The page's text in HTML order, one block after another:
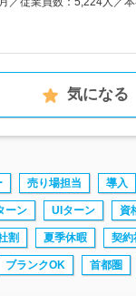
気になる
売り場担当 導入
ーン UIターン 資
割 夏季休暇 契約
ブランクOK 首都圏